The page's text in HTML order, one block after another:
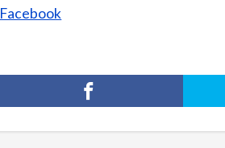
Facebook